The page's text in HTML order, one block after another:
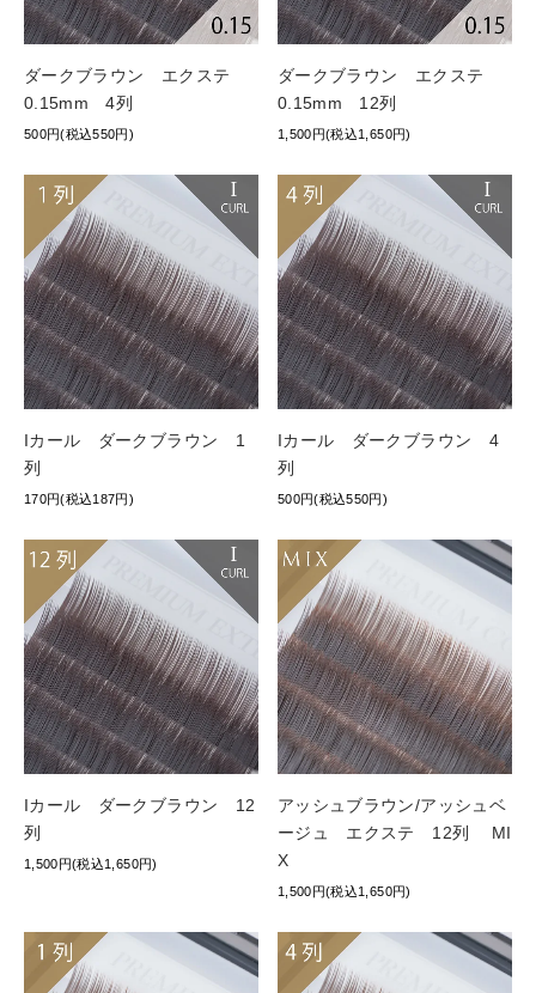
ダークブラウン エクステ
0.15mm 4列
500円(税込550円)
ダークブラウン エクステ
0.15mm 12列
1,500円(税込1,650円)
Iカール ダークブラウン 1
列
170円(税込187円)
Iカール ダークブラウン 4
列
500円(税込550円)
Iカール ダークブラウン 12
列
1,500円(税込1,650円)
アッシュブラウン/アッシュベ
ージュ エクステ 12列 MI
X
1,500円(税込1,650円)